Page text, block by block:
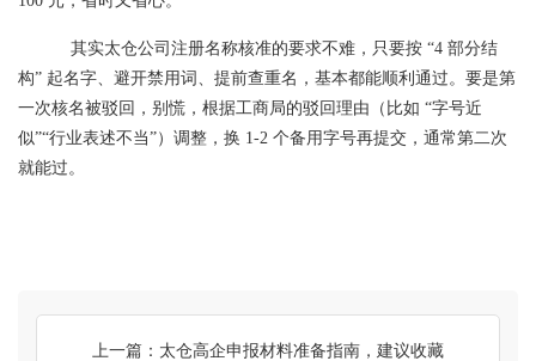
其实太仓公司注册名称核准的要求不难，只要按 “4 部分结
构” 起名字、避开禁用词、提前查重名，基本都能顺利通过。要是第
一次核名被驳回，别慌，根据工商局的驳回理由（比如 “字号近
似”“行业表述不当”）调整，换 1-2 个备用字号再提交，通常第二次
就能过。
上一篇：太仓高企申报材料准备指南，建议收藏